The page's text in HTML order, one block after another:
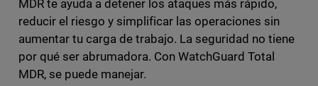
MDR te ayuda a detener los ataques más rápido,
reducir el riesgo y simplificar las operaciones sin
aumentar tu carga de trabajo. La seguridad no tiene
por qué ser abrumadora. Con WatchGuard Total
MDR, se puede manejar.